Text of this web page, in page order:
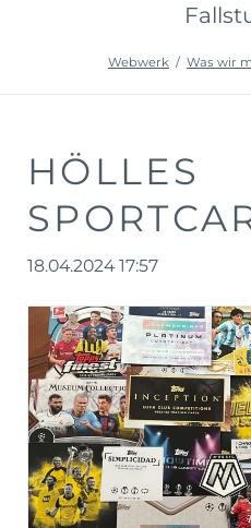
Webwerk Was wir
HÖLLES
18.04.2024 17:57